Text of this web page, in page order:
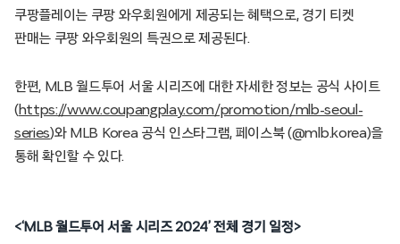
쿠팡플레이는 쿠팡 와우회원에게 제공되는 혜택으로, 경기 티켓
판매는 쿠팡 와우회원의 특권으로 제공된다.
한편, MLB 월드투어 서울 시리즈에 대한 자세한 정보는 공식 사이트
(https://www.coupangplay.com/promotion/mlb-seoul-
series)와 MLB Korea 공식 인스타그램, 페이스북 (@mlb.korea)을
통해 확인할 수 있다.
<‘MLB 월드투어 서울 시리즈 2024’ 전체 경기 일정>